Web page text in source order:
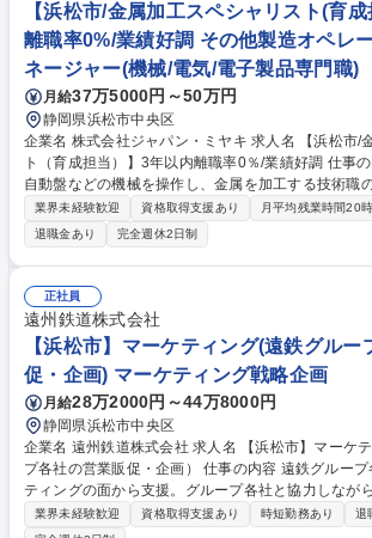
【浜松市/金属加工スペシャリスト(育
離職率0%/業績好調 その他製造オペレ
ネージャー(機械/電気/電子製品専門職)
月給37万5000円～50万円
静岡県浜松市中央区
企業名 株式会社ジャパン・ミヤキ 求人名 【浜松市/金属加工スペシャリス
ト（育成担当）】3年以内離職率0％/業績好調 仕事の内容 NC旋盤・MC・
自動盤などの機械を操作し、金属を加工する技術職
てお迎えします。実際の金属加工での業務に加えて
育成業務も先輩社員としてお任せする予定です。 【具体的には】自動車や
船舶、事務機器などの部品をNC旋盤・MC(マシニン
いった機械を使って加工します。 【業績好調の理由
ア需要が高まっており船舶に関する案件や、物流業
ラックの案件も増加しています。 【当社について】
を製造しており、一人一人の技術力を育てることで
質な加工が実現できています。 募集職種 【浜松市/金属加工スペシャリス
ト（育成担当）】3年以内離職率0％/業績好調
業界未経験歓迎 資格取得支援あり 月平均残業時間20
退職金あり
完全週休2日制
正社員
遠州鉄道株式会社
【浜松市】マーケティング(遠鉄グルー
促・企画) マーケティング戦略企画
月給28万2000円～44万8000円
静岡県浜松市中央区
企業名 遠州鉄道株式会社 求人名 【浜松市】マーケティング（遠鉄グルー
プ各社の営業販促・企画） 仕事の内容 遠鉄グループ各社の成長をマーケ
ティングの面から支援。グループ各社と協力しなが
ーケティング課題の形成・解決策を提案・実行します。 【具体的な
容】■グループ各社の事業展開、営業戦略の分析とマ
業界未経験歓迎 資格取得支援あり 時短勤務あり 退